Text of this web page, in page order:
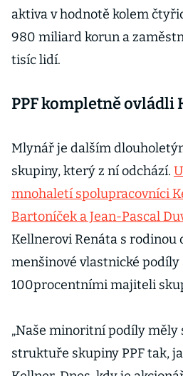
aktiva v hodnotě kolem
980 miliard korun a
tisíc lidí.
PPF kompletně ovládli
Mlynář je dalším
skupiny, který z ní odchází.
mnohaletí spolupracovníci
Bartoníček a Jean-Pascal
Kellnerovi Renáta s rodinou
menšinové vlastnické podíly
100procentními majiteli
„Naše minoritní podíly měly
struktuře skupiny PPF tak,